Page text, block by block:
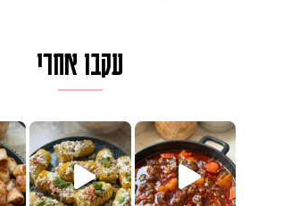
עקבו אחרי
. גולש המר
מחבת עם גבינה בולגרית מעודנת מ
פרגיות קריספיים ממכרים שמכינים בכמה דקות עב